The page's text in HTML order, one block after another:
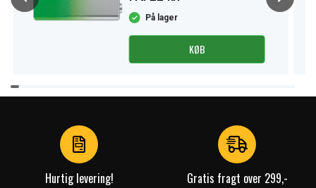
På lager
KØB
Item
1
Hurtig levering! Gratis fragt over 299,-